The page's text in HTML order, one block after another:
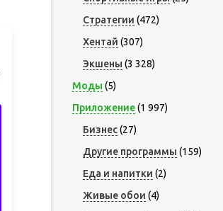
Стратегии (472)
Хентай (307)
Экшены (3 328)
Моды (5)
Приложение(1 997)
Бизнес(27)
Другие программы (159)
Еда и напитки (2)
Живые обои (4)